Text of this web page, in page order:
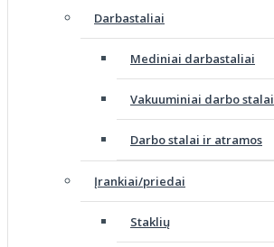
Darbastaliai
Mediniai darbastaliai
Vakuuminiai darbo stalai
Darbo stalai ir atramos
Įrankiai/priedai
Staklių